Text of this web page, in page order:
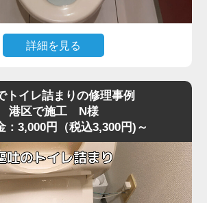
務用の高圧ポンプを使用し、詰まりの
力を段階的にかけて作業を行いました。
固まっていたシートの塊が崩れ、排水路
トでも異常はなく、通常利用できる状態
流せる」と表記されていても、実際には
ルの原因になりやすいため、便器に流
ることが一番安全です。
が出た場合は無理に流さず、早めにご
おすすめします。
詳細を見る
レが使えなくなったというご相談があり
すると、便器の内部で猫砂が固まり、排
いる状態でした。
と書かれた猫砂も販売されていますが、
と急激に膨張したり、塊になったりす
奥で詰まりやすく、港区周辺でも同様
トイレ詰まりの修理事例
港区で施工 N様
：3,000円（税込3,300円)～